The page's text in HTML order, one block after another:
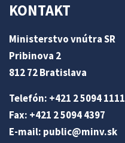
KONTAKT
Ministerstvo vnútra SR
Pribinova 2
812 72 Bratislava
Telefón: +421 2 5094 1111
Fax: +421 2 5094 4397
E-mail: public@minv.sk